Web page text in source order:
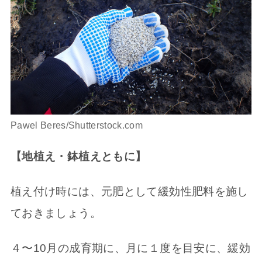
Pawel Beres/Shutterstock.com
【地植え・鉢植えともに】
植え付け時には、元肥として緩効性肥料を施し
ておきましょう。
４〜10月の成育期に、月に１度を目安に、緩効